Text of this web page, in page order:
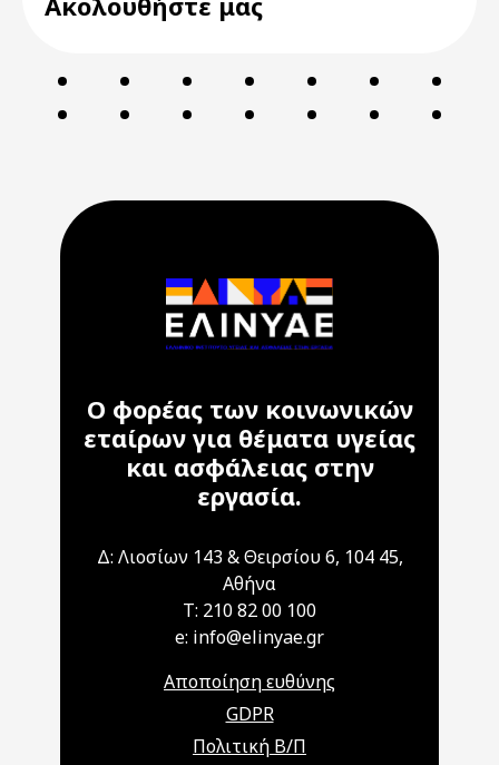
Ο φορέας των κοινωνικών
εταίρων για θέματα υγείας
και ασφάλειας στην
εργασία.
Δ: Λιοσίων 143 & Θειρσίου 6, 104 45,
Αθήνα
T: 210 82 00 100
e: info@elinyae.gr
Αποποίηση ευθύνης
GDPR
Πολιτική Β/Π